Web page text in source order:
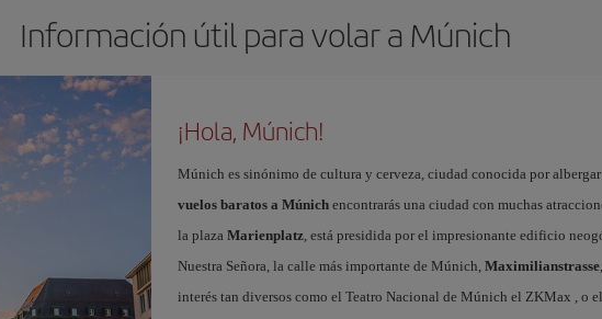
Información útil para volar a Múnich
¡Hola, Múnich!
Múnich es sinónimo de cultura y cerveza, ciudad conocida por
vuelos baratos a Múnichencontrarás una ciudad con muchas
la plaza Marienplatz, está presidida por el impresionante edificio
Nuestra Señora, la calle más importante de Múnich, Maximilianstrasse
interés tan diversos como el Teatro Nacional de Múnich el ZKMax , o